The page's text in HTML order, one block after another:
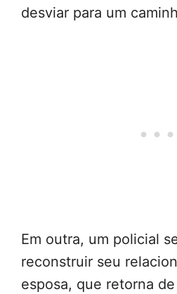
desviar para um
Em outra, um policial
reconstruir seu
esposa, que retorna